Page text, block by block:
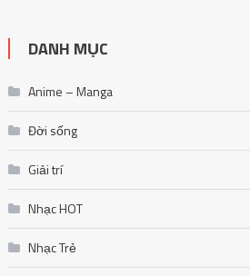
DANH MỤC
Anime – Manga
Đời sống
Giải trí
Nhạc HOT
Nhạc Trẻ